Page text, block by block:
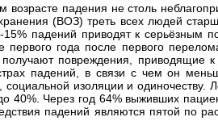
падения не столь
(ВОЗ) треть всех людей
падений приводят к серьёзным
года после первого
повреждения, приводящие
падений, в связи с чем он
изоляции и одиночеству.
40%. Через год 64% выживших
падений являются пятой по